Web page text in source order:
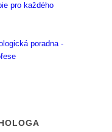
pro každého
poradna -